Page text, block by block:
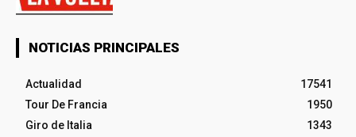
NOTICIAS PRINCIPALES
Actualidad
17541
Tour De Francia
1950
Giro de Italia
1343